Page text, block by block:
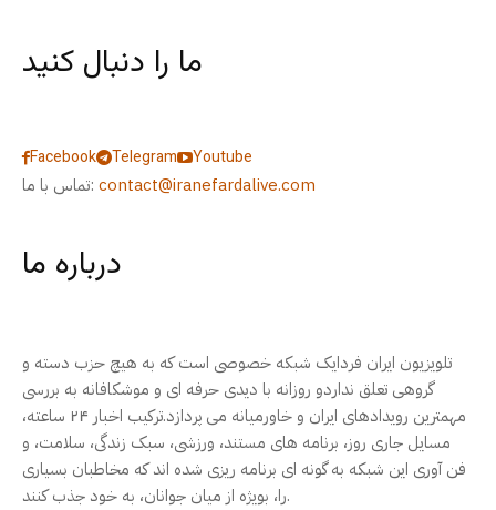
ما را دنبال کنید
Facebook Telegram
Youtube
تماس با ما: contact@iranefardalive.com
درباره ما
تلویزیون ایران فردایک شبکه خصوصی است که به هیچ حزب دسته و
گروهی تعلق نداردو روزانه با دیدی حرفه ای و موشکافانه به بررسی
مهمترین رویدادهای ایران و خاورمیانه می پردازد.ترکیب اخبار ۲۴ ساعته،
مسایل جاری روز، برنامه های مستند، ورزشی، سبک زندگی، سلامت، و
فن آوری این شبکه به گونه ای برنامه ریزی شده اند که مخاطبان بسیاری
را، بویژه از میان جوانان، به خود جذب کنند.